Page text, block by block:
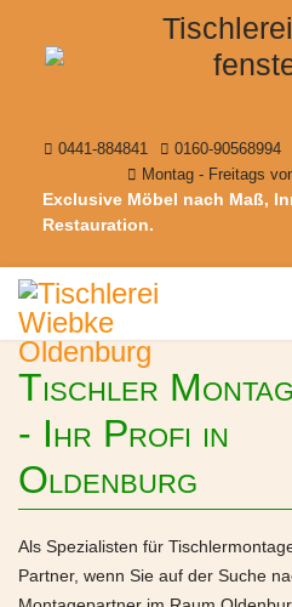
0441-884841 0160-90568994
Montag - Freitags
Exclusive Möbel nach Maß,
Restauration.
Tischler
- Ihr Profi in
Oldenburg
Als Spezialisten für
Partner, wenn Sie auf der Suche